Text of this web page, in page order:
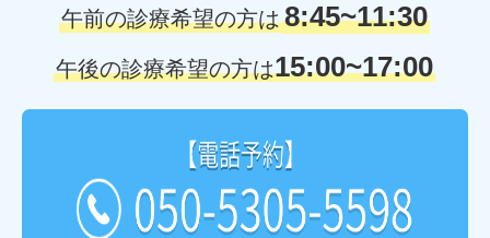
午前の診療希望の方は8:45~11:30
午後の診療希望の方は15:00~17:00